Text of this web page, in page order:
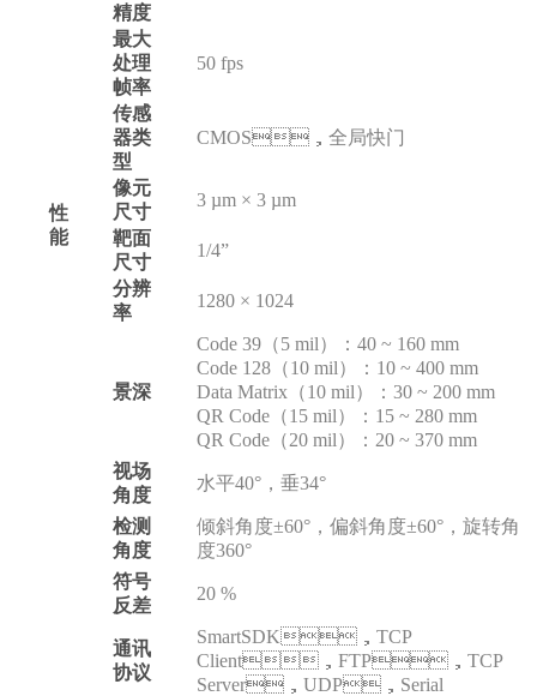
性
能
精度
最大
处理
帧率
50 fps
传感
器类
型
CMOS，全局快门
像元
尺寸
3 µm × 3 µm
靶面
尺寸
1/4”
分辨
率
1280 × 1024
景深
Code 39（5 mil）：40 ~ 160 mm
Code 128（10 mil）：10 ~ 400 mm
Data Matrix（10 mil）：30 ~ 200 mm
QR Code（15 mil）：15 ~ 280 mm
QR Code（20 mil）：20 ~ 370 mm
视场
角度
水平40°，垂34°
检测
角度
倾斜角度±60°，偏斜角度±60°，旋转角
度360°
符号
反差
20 %
通讯
协议
SmartSDK，TCP
Client，FTP，TCP
Server，UDP，Serial